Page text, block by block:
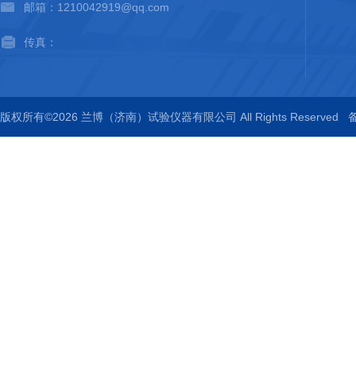
邮箱：1210042919@qq.com
传真：
版权所有©2026 兰博（济南）试验仪器有限公司 All Rights Reserved